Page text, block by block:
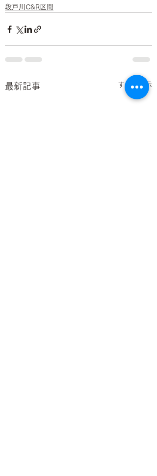
段戸川C&R区間
最新記事 すべて表示